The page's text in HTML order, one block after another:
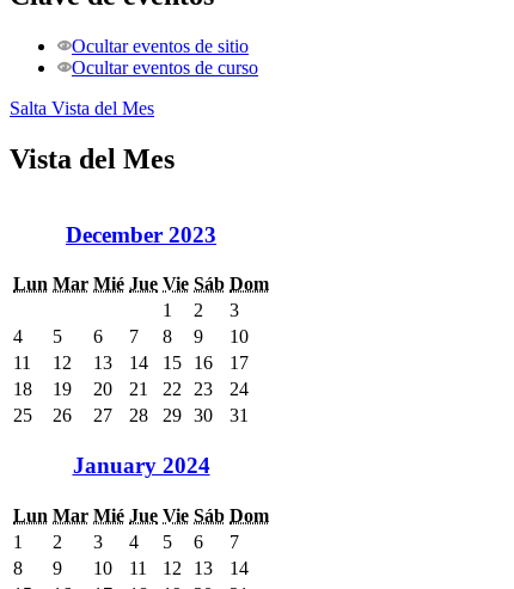
Ocultar eventos de sitio
Ocultar eventos de curso
Salta Vista del Mes
Vista del Mes
December 2023
Lun Mar Mié Jue Vie Sáb Dom
1
2
3
4
5 6 7 8 9
10
11
12 13 14 15 16
17
18
19 20 21 22 23
24
25
26 27 28 29 30 31
January 2024
Lun Mar Mié Jue Vie Sáb Dom
1
2 3 4 5 6
7
8
9 10 11 12 13
14